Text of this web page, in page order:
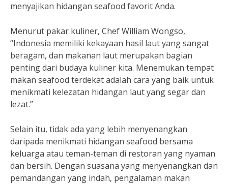
menyajikan hidangan seafood favorit Anda.
Menurut pakar kuliner, Chef William Wongso,
“Indonesia memiliki kekayaan hasil laut yang sangat
beragam, dan makanan laut merupakan bagian
penting dari budaya kuliner kita. Menemukan tempat
makan seafood terdekat adalah cara yang baik untuk
menikmati kelezatan hidangan laut yang segar dan
lezat.”
Selain itu, tidak ada yang lebih menyenangkan
daripada menikmati hidangan seafood bersama
keluarga atau teman-teman di restoran yang nyaman
dan bersih. Dengan suasana yang menyenangkan dan
pemandangan yang indah, pengalaman makan